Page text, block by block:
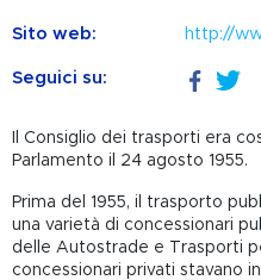
Sito web: http://
Seguici su:
Il Consiglio dei trasporti era
Parlamento il 24 agosto 1955.
Prima del 1955, il trasporto
una varietà di concessionari
delle Autostrade e Trasporti
concessionari privati ​​stavano